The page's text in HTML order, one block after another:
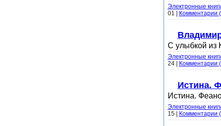
Электронные
01
Комментарии
С улыбкой из
Электронные
24
Комментарии
Истина.
Истина.
Электронные
15
Комментарии